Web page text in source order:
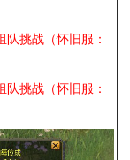
队挑战（怀旧服：
队挑战（怀旧服：